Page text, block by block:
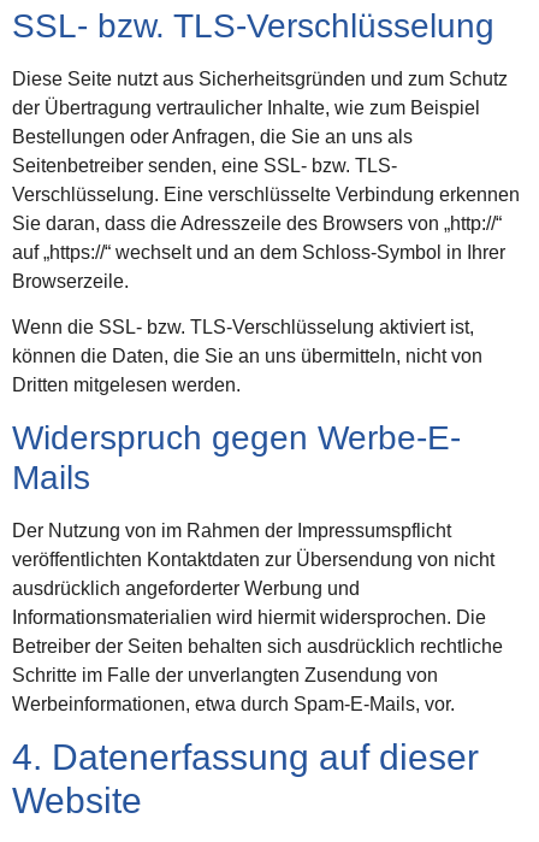
SSL- bzw. TLS-Verschlüsselung
Diese Seite nutzt aus Sicherheitsgründen und zum Schutz
der Übertragung vertraulicher Inhalte, wie zum Beispiel
Bestellungen oder Anfragen, die Sie an uns als
Seitenbetreiber senden, eine SSL- bzw. TLS-
Verschlüsselung. Eine verschlüsselte Verbindung erkennen
Sie daran, dass die Adresszeile des Browsers von „http://“
auf „https://“ wechselt und an dem Schloss-Symbol in Ihrer
Browserzeile.
Wenn die SSL- bzw. TLS-Verschlüsselung aktiviert ist,
können die Daten, die Sie an uns übermitteln, nicht von
Dritten mitgelesen werden.
Widerspruch gegen Werbe-E-
Mails
Der Nutzung von im Rahmen der Impressumspflicht
veröffentlichten Kontaktdaten zur Übersendung von nicht
ausdrücklich angeforderter Werbung und
Informationsmaterialien wird hiermit widersprochen. Die
Betreiber der Seiten behalten sich ausdrücklich rechtliche
Schritte im Falle der unverlangten Zusendung von
Werbeinformationen, etwa durch Spam-E-Mails, vor.
4. Datenerfassung auf dieser
Website